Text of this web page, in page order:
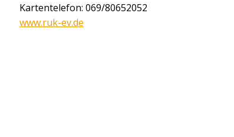
Kartentelefon: 069/80652052
www.ruk-ev.de